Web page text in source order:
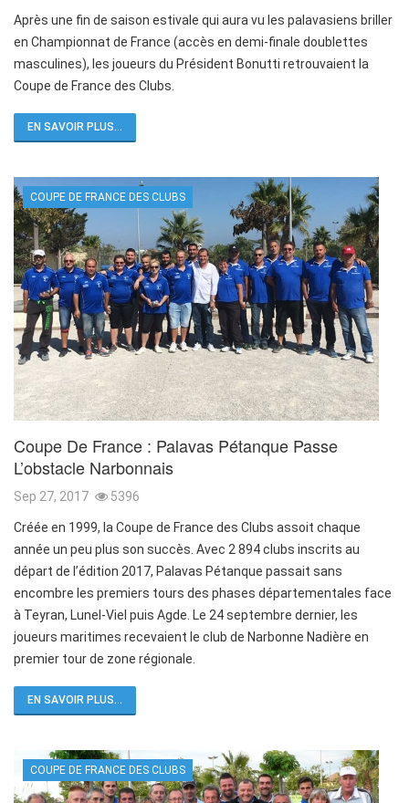
Après une fin de saison estivale qui aura vu les palavasiens briller
en Championnat de France (accès en demi-finale doublettes
masculines), les joueurs du Président Bonutti retrouvaient la
Coupe de France des Clubs.
EN SAVOIR PLUS...
COUPE DE FRANCE DES CLUBS
Coupe De France : Palavas Pétanque Passe
L’obstacle Narbonnais
Sep 27, 2017 5396
Créée en 1999, la Coupe de France des Clubs assoit chaque
année un peu plus son succès. Avec 2 894 clubs inscrits au
départ de l’édition 2017, Palavas Pétanque passait sans
encombre les premiers tours des phases départementales face
à Teyran, Lunel-Viel puis Agde. Le 24 septembre dernier, les
joueurs maritimes recevaient le club de Narbonne Nadière en
premier tour de zone régionale.
EN SAVOIR PLUS...
COUPE DE FRANCE DES CLUBS